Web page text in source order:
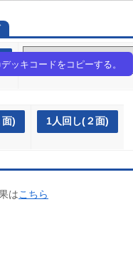
HNng9g-bYe5qV-nLNLnn
デッキコードをコピーする。
) 1人回し(２面)
はこちら